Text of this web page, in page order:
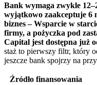
Bank wymaga zwykle
wyjątkowo zaakceptuje 6
biznes – Wsparcie w
firmy, a pożyczka pod
Capital jest dostępna już
staż to pierwszy filtr, który
jeszcze bank spojrzy na
Źródło finansowania